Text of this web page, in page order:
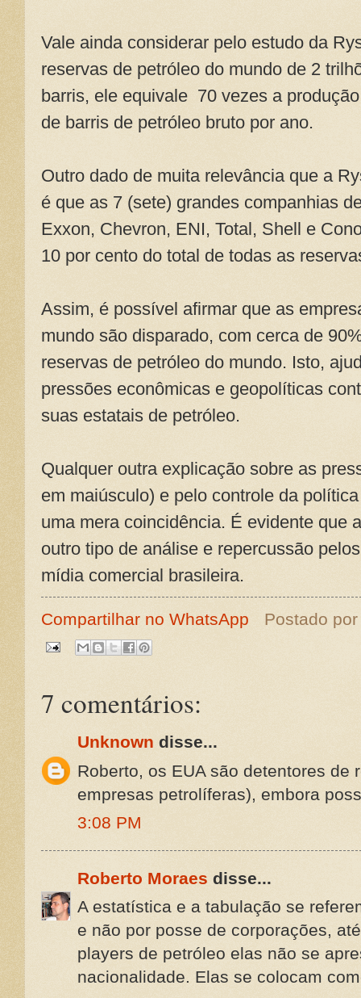
Vale ainda considerar pelo estudo da
reservas de petróleo do mundo de 2
barris, ele equivale 70 vezes a
de barris de petróleo bruto por ano.
Outro dado de muita relevância que a
é que as 7 (sete) grandes companhias
Exxon, Chevron, ENI, Total, Shell e
10 por cento do total de todas as
Assim, é possível afirmar que as
mundo são disparado, com cerca de
reservas de petróleo do mundo. Isto,
pressões econômicas e geopolíticas
suas estatais de petróleo.
Qualquer outra explicação sobre as
em maiúsculo) e pelo controle da
uma mera coincidência. É evidente que
outro tipo de análise e repercussão
mídia comercial brasileira.
Compartilhar no WhatsApp Postado
7 comentários:
Unknown disse...
Roberto, os EUA são detentores de
empresas petrolíferas), embora
3:08 PM
Roberto Moraes disse...
A estatística e a tabulação se
e não por posse de corporações,
players de petróleo elas não se
nacionalidade. Elas se colocam